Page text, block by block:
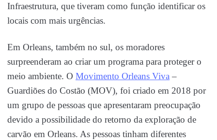
Infraestrutura, que tiveram como função identificar os
locais com mais urgências.
Em Orleans, também no sul, os moradores
surpreenderam ao criar um programa para proteger o
meio ambiente. O Movimento Orleans Viva –
Guardiões do Costão (MOV), foi criado em 2018 por
um grupo de pessoas que apresentaram preocupação
devido a possibilidade do retorno da exploração de
carvão em Orleans. As pessoas tinham diferentes